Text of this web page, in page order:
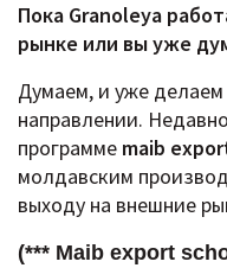
Пока Granoleya
рынке или вы уже
Думаем, и уже
направлении.
программе maib
молдавским
выходу на внешние
(*** Maib export